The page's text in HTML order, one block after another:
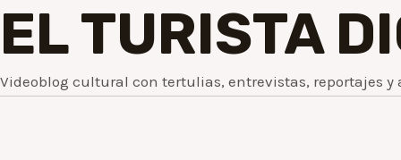
EL TURISTA
Videoblog cultural con tertulias, entrevistas, reportajes y